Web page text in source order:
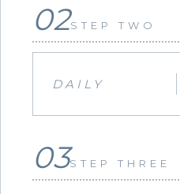
02STEP TWO
DAILY
03STEP THREE